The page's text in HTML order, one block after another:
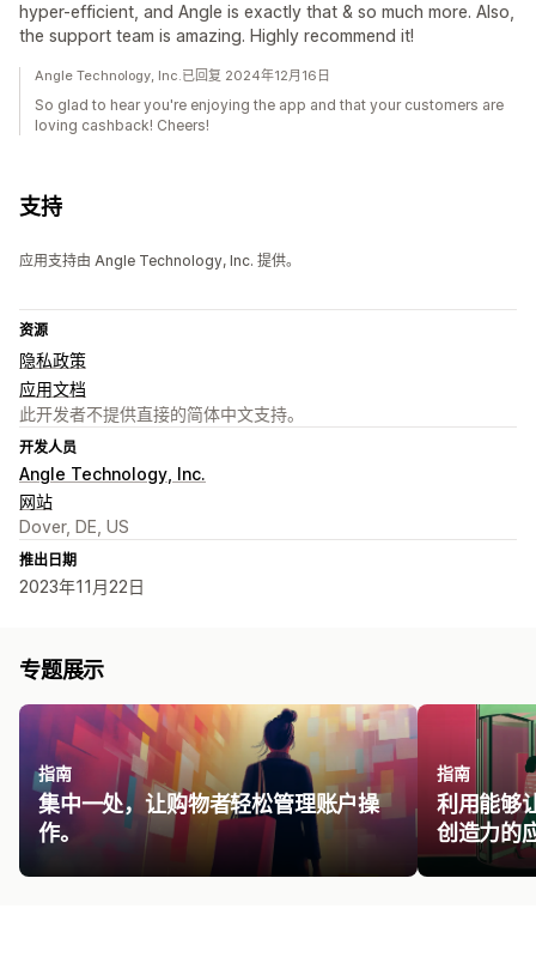
hyper-efficient, and Angle is exactly that & so much more. Also,
the support team is amazing. Highly recommend it!
Angle Technology, Inc.已回复 2024年12月16日
So glad to hear you're enjoying the app and that your customers are
loving cashback! Cheers!
支持
应用支持由 Angle Technology, Inc. 提供。
资源
隐私政策
应用文档
此开发者不提供直接的简体中文支持。
开发人员
Angle Technology, Inc.
网站
Dover, DE, US
推出日期
2023年11月22日
专题展示
指南
集中一处，让购物者轻松管理账户操
作。
指南
利用能够
创造力的